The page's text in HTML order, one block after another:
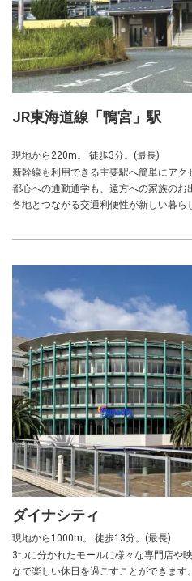
JR東海道線「鴨宮」駅
現地から220m。 徒歩3分。(最長)
新幹線も利用できる主要駅へ簡単にアク
都心への通勤通学も、遠方への家族のお
各地とつながる交通利便性が新しい暮ら
ダイナシティ
現地から1000m。 徒歩13分。(最長)
3つに分かれたモールに様々な専門店や
なで楽しい休日を過ごすことができます。